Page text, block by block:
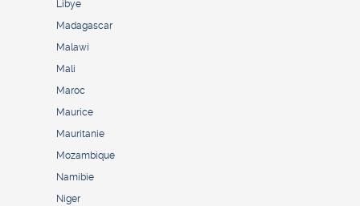
Libye
Madagascar
Malawi
Mali
Maroc
Maurice
Mauritanie
Mozambique
Namibie
Niger